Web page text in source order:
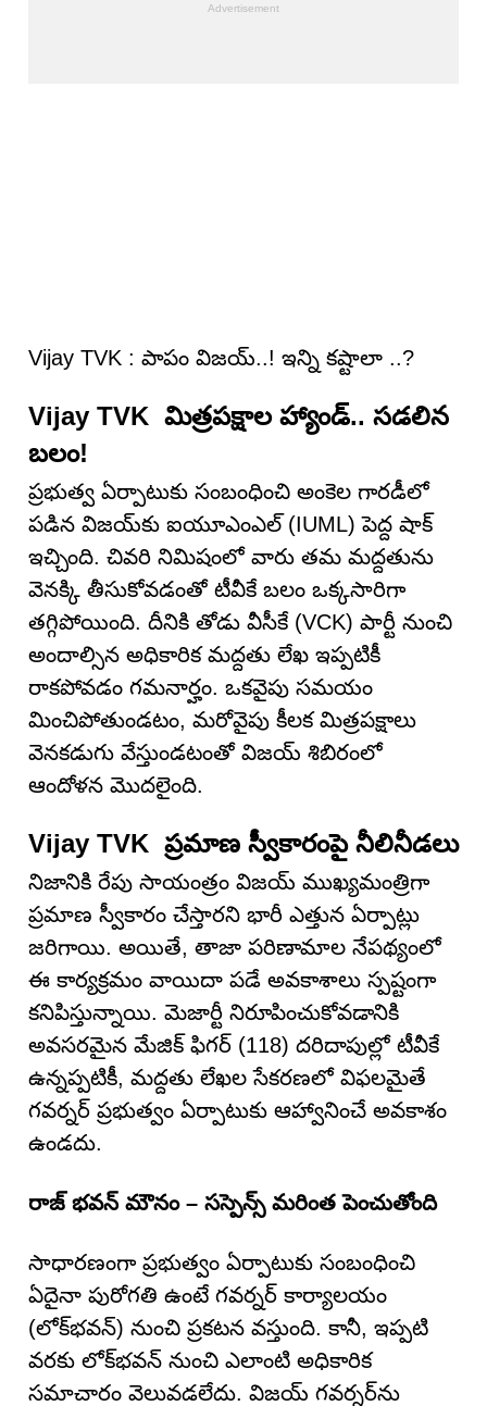
Vijay TVK : పాపం విజయ్..! ఇన్ని క‌ష్టాలా ..?
Vijay TVK మిత్రపక్షాల హ్యాండ్.. సడలిన
బలం!
ప్రభుత్వ ఏర్పాటుకు సంబంధించి అంకెల గారడీలో
పడిన విజయ్‌కు ఐయూఎంఎల్ (IUML) పెద్ద షాక్
ఇచ్చింది. చివరి నిమిషంలో వారు తమ మద్దతును
వెనక్కి తీసుకోవడంతో టీవీకే బలం ఒక్కసారిగా
తగ్గిపోయింది. దీనికి తోడు వీసీకే (VCK) పార్టీ నుంచి
అందాల్సిన అధికారిక మద్దతు లేఖ ఇప్పటికీ
రాకపోవడం గమనార్హం. ఒకవైపు సమయం
మించిపోతుండటం, మరోవైపు కీలక మిత్రపక్షాలు
వెనకడుగు వేస్తుండటంతో విజయ్ శిబిరంలో
ఆందోళన మొదలైంది.
Vijay TVK ప్రమాణ స్వీకారంపై నీలినీడలు
నిజానికి రేపు సాయంత్రం విజయ్ ముఖ్యమంత్రిగా
ప్రమాణ స్వీకారం చేస్తారని భారీ ఎత్తున ఏర్పాట్లు
జరిగాయి. అయితే, తాజా పరిణామాల నేపథ్యంలో
ఈ కార్యక్రమం వాయిదా పడే అవకాశాలు స్పష్టంగా
కనిపిస్తున్నాయి. మెజార్టీ నిరూపించుకోవడానికి
అవసరమైన మేజిక్ ఫిగర్ (118) దరిదాపుల్లో టీవీకే
ఉన్నప్పటికీ, మద్దతు లేఖల సేకరణలో విఫలమైతే
గవర్నర్ ప్రభుత్వం ఏర్పాటుకు ఆహ్వానించే అవకాశం
ఉండదు.
రాజ్ భవన్ మౌనం – సస్పెన్స్ మరింత పెంచుతోంది
సాధారణంగా ప్రభుత్వం ఏర్పాటుకు సంబంధించి
ఏదైనా పురోగతి ఉంటే గవర్నర్ కార్యాలయం
(లోక్‌భవన్) నుంచి ప్రకటన వస్తుంది. కానీ, ఇప్పటి
వరకు లోక్‌భవన్ నుంచి ఎలాంటి అధికారిక
సమాచారం వెలువడలేదు. విజయ్ గవర్నర్‌ను